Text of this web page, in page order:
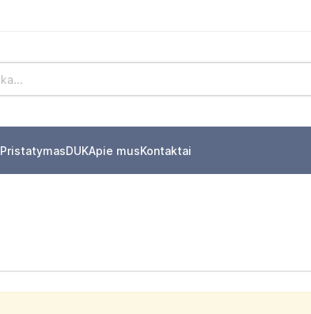
PristatymasDUKApie musKontaktai